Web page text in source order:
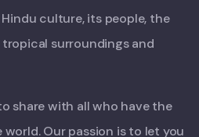
culture, its people, the
surroundings and
share with all who have the
Our passion is to let you